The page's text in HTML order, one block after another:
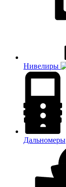
Нивелиры
Дальномеры